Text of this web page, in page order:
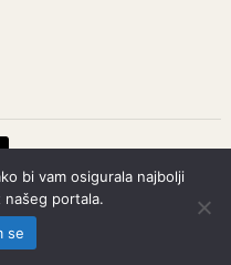
© 2026.
kopiranje strogo zabranjeno.
bi vam osigurala najbolji
portala.
se